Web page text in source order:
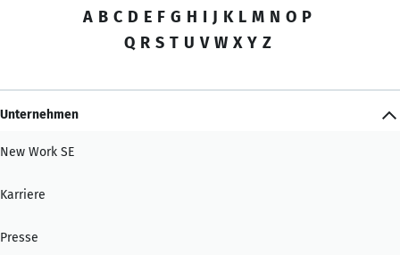
A B C D E F G H I J K L M N O P
Q R S T U V W X Y Z
Unternehmen
New Work SE
Karriere
Presse